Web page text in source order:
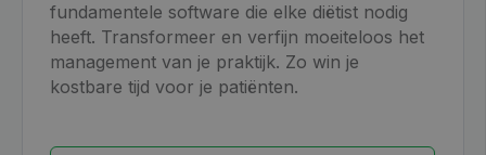
fundamentele software die elke diëtist nodig
heeft. Transformeer en verfijn moeiteloos het
management van je praktijk. Zo win je
kostbare tijd voor je patiënten.